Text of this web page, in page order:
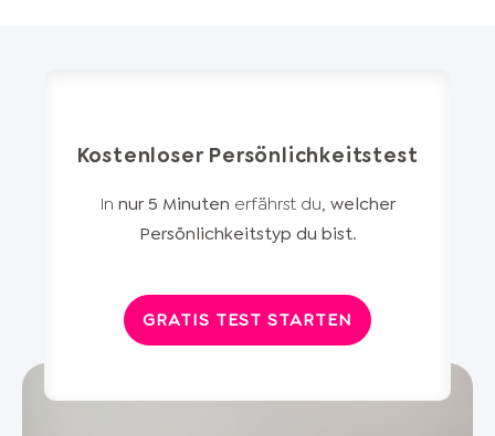
Kostenloser Persönlichkeitstest
In nur 5 Minuten erfährst du, welcher
Persönlichkeitstyp du bist.
GRATIS TEST STARTEN